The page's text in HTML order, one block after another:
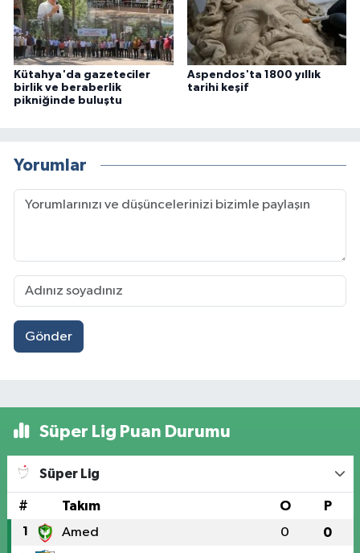
Kütahya'da gazeteciler
birlik ve beraberlik
pikniğinde buluştu
Aspendos'ta 1800 yıllık
tarihi keşif
Yorumlar
Gönder
Süper Lig Puan Durumu
Süper Lig
# Takım O P
1 Amed 0 0